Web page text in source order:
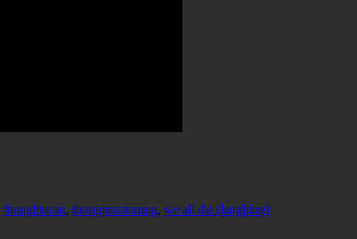
thoughtscan, thoughtscanning, we all die (laughing)